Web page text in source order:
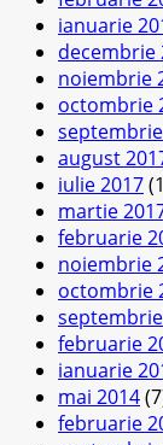
ianuarie
decembrie
noiembrie
octombrie
august
iulie 2017
martie
februarie
noiembrie
octombrie
februarie
ianuarie
mai 2014
februarie